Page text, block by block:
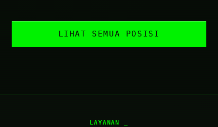
LIHAT SEMUA POSISI
LAYANAN